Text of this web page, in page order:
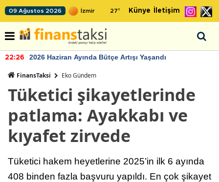
09 Ağustos 2026 27° Künye İletişim
22:26 2026 Haziran Ayında Bütçe Artışı Yaşandı
FinansTaksi Eko Gündem
Tüketici şikayetlerinde
patlama: Ayakkabı ve
kıyafet zirvede
Tüketici hakem heyetlerine 2025’in ilk 6 ayında
408 binden fazla başvuru yapıldı. En çok şikayet